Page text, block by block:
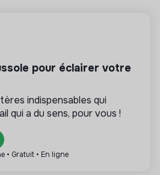
pour éclairer votre
indispensables qui
qui a du sens, pour vous !
• Gratuit • En ligne